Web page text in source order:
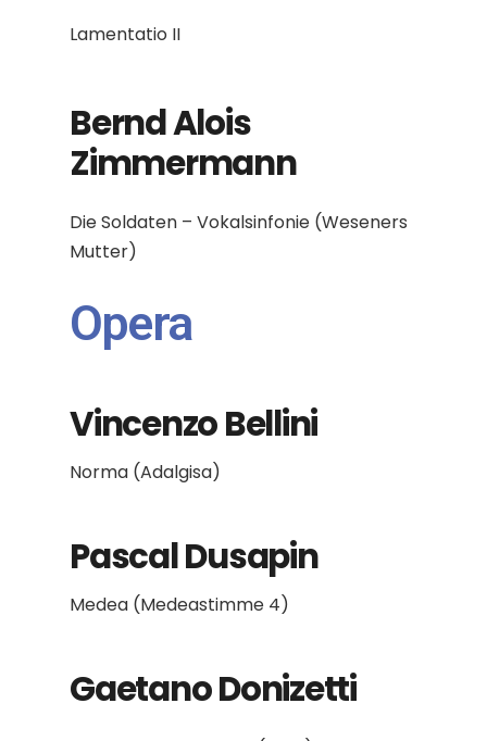
Lamentatio II
Bernd Alois
Zimmermann
Die Soldaten – Vokalsinfonie (Weseners
Mutter)
Opera
Vincenzo Bellini
Norma (Adalgisa)
Pascal Dusapin
Medea (Medeastimme 4)
Gaetano Donizetti